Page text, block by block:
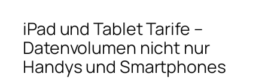
iPad und Tablet Tarife –
Datenvolumen nicht nur
Handys und Smartphones